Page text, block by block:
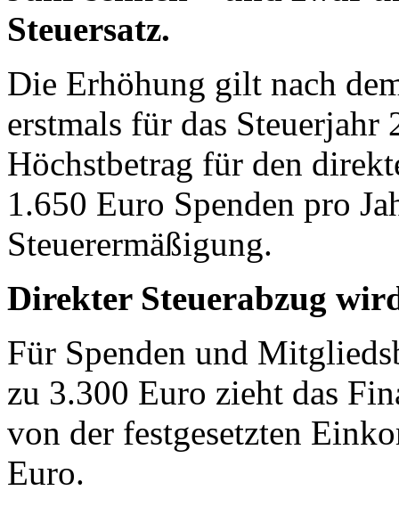
Steuersatz.
Die Erhöhung gilt nach
erstmals für das Steuerjahr
Höchstbetrag für den
1.650 Euro Spenden pro
Steuerermäßigung.
Direkter Steuerabzug
Für Spenden und
zu 3.300 Euro zieht das
von der festgesetzten
Euro.